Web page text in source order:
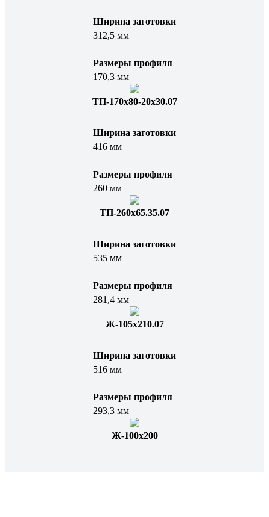
Ширина заготовки
312,5 мм
Размеры профиля
170,3 мм
ТП-170х80-20х30.07
Ширина заготовки
416 мм
Размеры профиля
260 мм
ТП-260х65.35.07
Ширина заготовки
535 мм
Размеры профиля
281,4 мм
Ж-105x210.07
Ширина заготовки
516 мм
Размеры профиля
293,3 мм
Ж-100х200